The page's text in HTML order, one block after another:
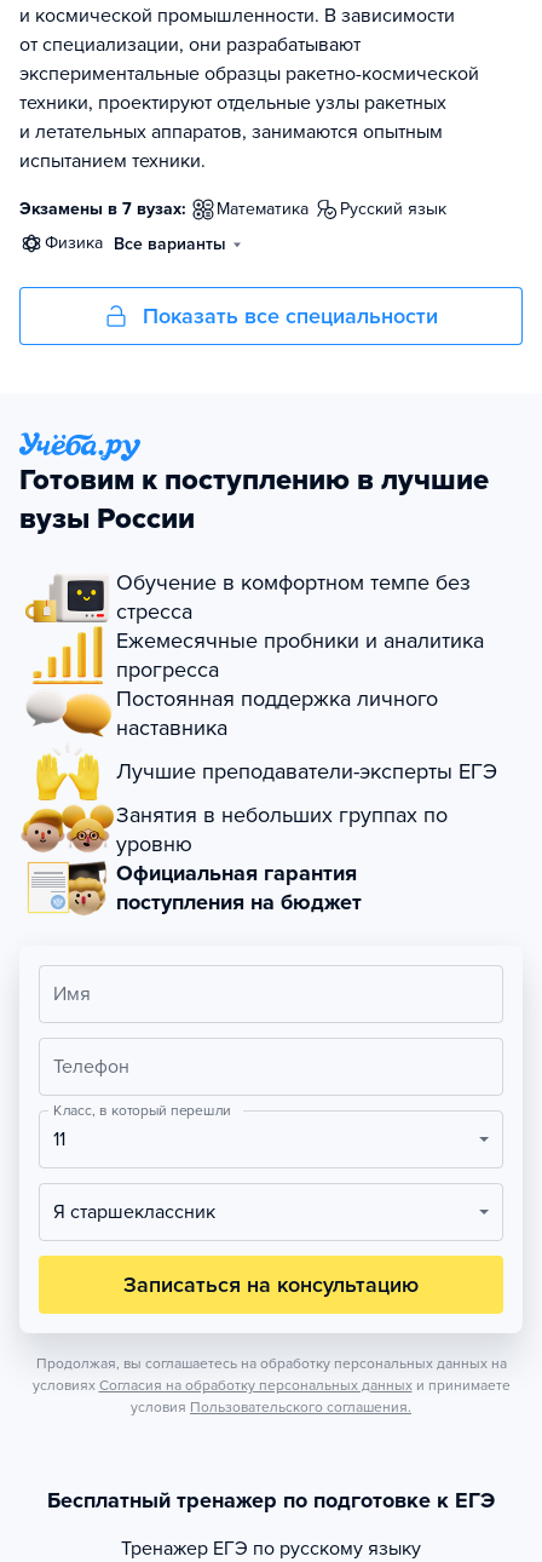
и космической промышленности. В зависимости
от специализации, они разрабатывают
экспериментальные образцы ракетно-космической
техники, проектируют отдельные узлы ракетных
и летательных аппаратов, занимаются опытным
испытанием техники.
Экзамены в 7 вузах: математика
русский язык
физика Все варианты
Показать все специальности
Готовим к поступлению в лучшие
вузы России
Обучение в комфортном темпе без
стресса
Ежемесячные пробники и аналитика
прогресса
Постоянная поддержка личного
наставника
Лучшие преподаватели-эксперты ЕГЭ
Занятия в небольших группах по
уровню
Официальная гарантия
поступления на бюджет
Имя
Телефон
Класс, в который перешли
11
Я старшеклассник
Записаться на консультацию
Продолжая, вы соглашаетесь на обработку персональных данных на
условиях Согласия на обработку персональных данных и принимаете
условия Пользовательского соглашения.
Бесплатный тренажер по подготовке к ЕГЭ
Тренажер ЕГЭ по русскому языку